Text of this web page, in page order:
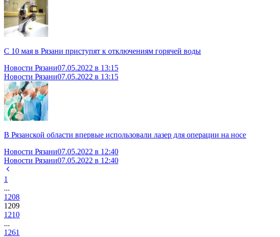
С 10 мая в Рязани приступят к отключениям горячей воды
Новости Рязани07.05.2022 в 13:15
Новости Рязани07.05.2022 в 13:15
В Рязанской области впервые использовали лазер для операции на носе
Новости Рязани07.05.2022 в 12:40
Новости Рязани07.05.2022 в 12:40
1
...
1208
1209
1210
...
1261